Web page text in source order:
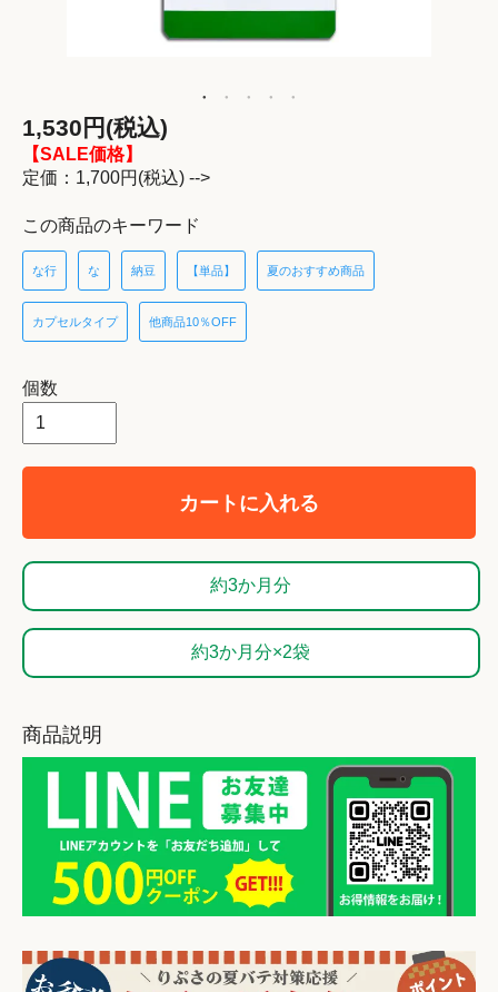
1,530円(税込)
【SALE価格】
定価：1,700円(税込) -->
この商品のキーワード
な行 な 納豆 【単品】 夏のおすすめ商品
カプセルタイプ 他商品10％OFF
個数
カートに入れる
約3か月分
約3か月分×2袋
商品説明